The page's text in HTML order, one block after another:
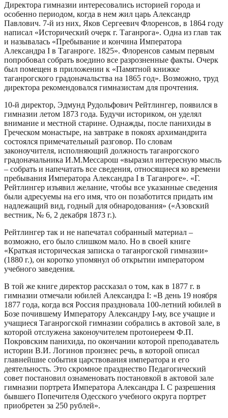
Директора гимназии интересовались историей города и
особенно периодом, когда в нем жил царь Александр
Павлович. 7-й из них, Яков Сергеевич Флоренсов, в 1864 году
написал «Исторический очерк г. Таганрога». Одна из глав так
и называлась «Пребывание и кончина Императора
Александра I в Таганроге. 1825». Флоренсов самым первым
попробовал собрать воедино все разрозненные факты. Очерк
был помещен в приложении к «Памятной книжке
таганрогского градоначальства на 1865 год». Возможно, труд
директора рекомендовался гимназистам для прочтения.
10-й директор, Эдмунд Рудольфович Рейтлингер, появился в
гимназии летом 1873 года. Будучи историком, он уделял
внимание и местной старине. Однажды, после панихиды в
Греческом монастыре, на завтраке в покоях архимандрита
состоялся примечательный разговор. По словам
законоучителя, исполняющий должность таганрогского
градоначальника И.М.Мессарош «выразил интересную мысль
– собрать и напечатать все сведения, относящиеся ко времени
пребывания Императора Александра I в Таганроге». «Г.
Рейтлингер изъявил желание, чтобы все указанные сведения
были адресуемы на его имя, что он позаботится придать им
надлежащий вид, годный для обнародования» («Азовский
вестник, № 6, 2 декабря 1873 г.).
Рейтлингер так и не напечатал собранный материал –
возможно, его было слишком мало. Но в своей книге
«Краткая историческая записка о таганрогской гимназии»
(1880 г.), он коротко упомянул об открытии императором
учебного заведения.
В той же книге директор рассказал о том, как в 1877 г. в
гимназии отмечали юбилей Александра I: «В день 19 ноября
1877 года, когда вся Россия праздновала 100-летний юбилей в
Бозе почившему Императору Александру I-му, все учащие и
учащиеся Таганрогской гимназии собрались в актовой зале, в
которой отслужена законоучителем протоиереем Ф.П.
Покровским панихида, по окончании которой преподаватель
истории В.И. Логинов произнес речь, в которой описал
главнейшие события царствования императора и его
деятельность. Это скромное празднество Педагогический
совет постановил ознаменовать постановкой в актовой зале
гимназии портрета Императора Александра I. С разрешения
бывшего Попечителя Одесского учебного округа портрет
приобретен за 250 рублей».